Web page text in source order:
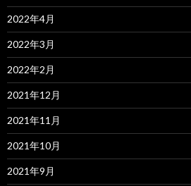
2022年4月
2022年3月
2022年2月
2021年12月
2021年11月
2021年10月
2021年9月